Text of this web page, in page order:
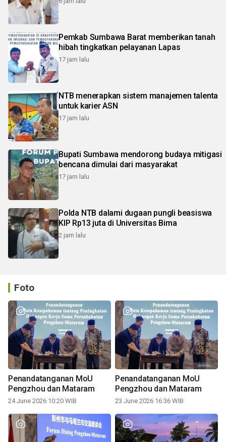
Pemkab Sumbawa Barat memberikan tanah
hibah tingkatkan pelayanan Lapas
17 jam lalu
NTB menerapkan sistem manajemen talenta
untuk karier ASN
17 jam lalu
Bupati Sumbawa mendorong budaya mitigasi
bencana dimulai dari masyarakat
17 jam lalu
Polda NTB dalami dugaan pungli beasiswa
KIP Rp13 juta di Universitas Bima
2 jam lalu
Foto
Penandatanganan MoU
Pengzhou dan Mataram
24 June 2026 10:20 WIB
Penandatanganan MoU
Pengzhou dan Mataram
23 June 2026 16:36 WIB